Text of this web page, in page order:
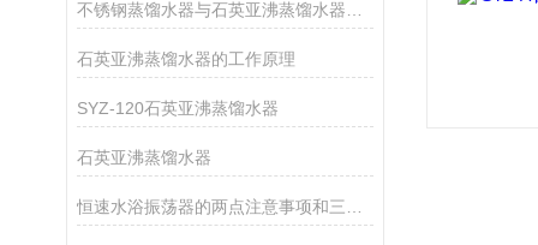
石英亚沸蒸馏水器的工作原理
SYZ-120石英亚沸蒸馏水器
石英亚沸蒸馏水器